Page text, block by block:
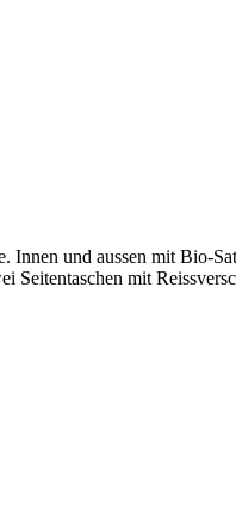
Innen und aussen mit
Seitentaschen mit